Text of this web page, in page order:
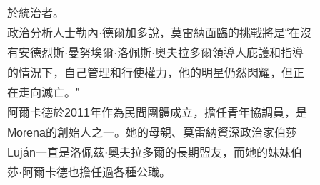
於統治者。
政治分析人士勒內·德爾加多說，莫雷納面臨的挑戰將是“在沒
有安德烈斯·曼努埃爾·洛佩斯·奧夫拉多爾領導人庇護和指導
的情況下，自己管理和行使權力，他的明星仍然閃耀，但正
在走向滅亡。”
阿爾卡德於2011年作為民間團體成立，擔任青年協調員，是
Morena的創始人之一。她的母親、莫雷納資深政治家伯莎
Luján一直是洛佩茲·奧夫拉多爾的長期盟友，而她的妹妹伯
莎·阿爾卡德也擔任過各種公職。